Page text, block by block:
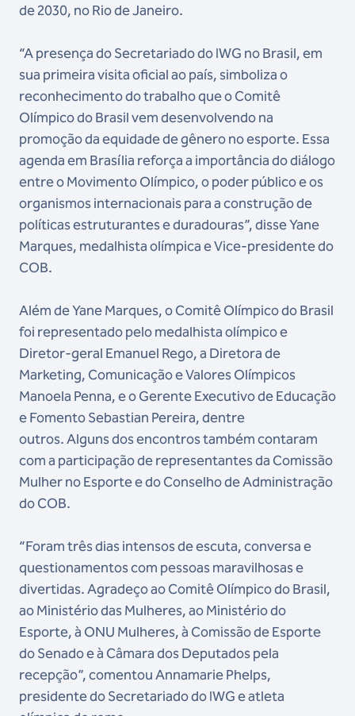
de 2030, no Rio de Janeiro.
“A presença do Secretariado do IWG no Brasil, em
sua primeira visita oficial ao país, simboliza o
reconhecimento do trabalho que o Comitê
Olímpico do Brasil vem desenvolvendo na
promoção da equidade de gênero no esporte. Essa
agenda em Brasília reforça a importância do diálogo
entre o Movimento Olímpico, o poder público e os
organismos internacionais para a construção de
políticas estruturantes e duradouras”, disse Yane
Marques, medalhista olímpica e Vice-presidente do
COB.
Além de Yane Marques, o Comitê Olímpico do Brasil
foi representado pelo medalhista olímpico e
Diretor-geral Emanuel Rego, a Diretora de
Marketing, Comunicação e Valores Olímpicos
Manoela Penna, e o Gerente Executivo de Educação
e Fomento Sebastian Pereira, dentre
outros. Alguns dos encontros também contaram
com a participação de representantes da Comissão
Mulher no Esporte e do Conselho de Administração
do COB.
“Foram três dias intensos de escuta, conversa e
questionamentos com pessoas maravilhosas e
divertidas. Agradeço ao Comitê Olímpico do Brasil,
ao Ministério das Mulheres, ao Ministério do
Esporte, à ONU Mulheres, à Comissão de Esporte
do Senado e à Câmara dos Deputados pela
recepção”, comentou Annamarie Phelps,
presidente do Secretariado do IWG e atleta